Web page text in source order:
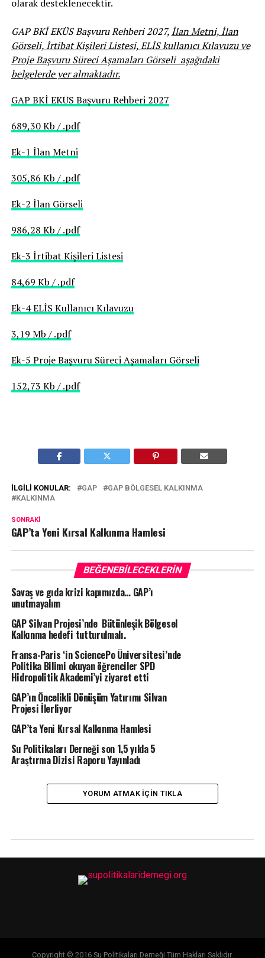
olarak desteklenecektir.
GAP BKİ EKÜS Başvuru Rehberi 2027, İlan Metni, İlan
Görseli, İrtibat Kişileri Listesi, ELİS kullanıcı Kılavuzu ve
Proje Başvuru Süreci Aşamaları Görseli aşağıdaki
belgelerde yer almaktadır.
GAP BKİ EKÜS Başvuru Rehberi 2027
689,30 Kb / .pdf
Ek-1 İlan Metni
305,86 Kb / .pdf
Ek-2 İlan Görseli
986,28 Kb / .pdf
Ek-3 İrtibat Kişileri Listesi
84,69 Kb / .pdf
Ek-4 ELİS Kullanıcı Kılavuzu
3,19 Mb / .pdf
Ek-5 Proje Başvuru Süreci Aşamaları Görseli
152,73 Kb / .pdf
İLGILI KONULAR: GAP
GAP BÖLGESEL KALKINMA
KALKINMA
SONRAKI
GAP’ta Yeni Kırsal Kalkınma Hamlesi
BEĞENEBILECEKLERIN
Savaş ve gıda krizi kapımızda… GAP’ı
unutmayalım
GAP Silvan Projesi’nde Bütünleşik Bölgesel
Kalkınma hedefi tutturulmalı.
Fransa-Paris ‘in SciencePo Üniversitesi’nde
Politika Bilimi okuyan öğrenciler SPD
Hidropolitik Akademi’yi ziyaret etti
GAP’ın Öncelikli Dönüşüm Yatırımı Silvan
Projesi İlerliyor
GAP’ta Yeni Kırsal Kalkınma Hamlesi
Su Politikaları Derneği son 1,5 yılda 5
Araştırma Dizisi Raporu Yayınladı
YORUM ATMAK IÇIN TIKLA
Copyright © 2016 Su Politikaları Derneği Tüm Hakları Saklıdır.